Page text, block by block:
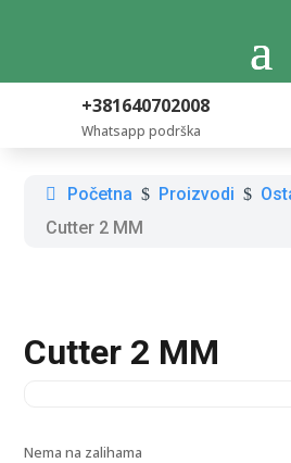
+381640702008
Whatsapp podrška
Početna $ Proizvodi $
Cutter 2 MM
Cutter 2 MM
Nema na zalihama